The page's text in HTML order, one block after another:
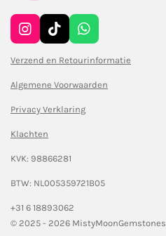
I
n
s
a
r
a
m
T
i
k
o
W
h
a
s
p
Verzend en Retourinformatie
Algemene Voorwaarden
Privacy Verklaring
Klachten
KVK: 98866281
BTW: NL005359721B05
+31 6 18893062
© 2025 - 2026 MistyMoonGemstones